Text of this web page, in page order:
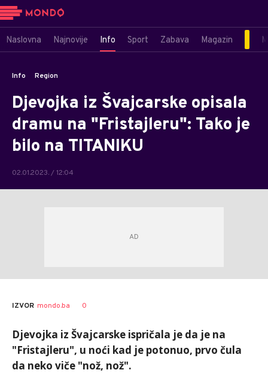
Naslovna Najnovije Info Sport Zabava Magazin
Info Region
Djevojka iz Švajcarske opisala
dramu na "Fristajleru": Tako je
bilo na TITANIKU
02.01.2023. / 12:04
IZVOR mondo.ba 0
Djevojka iz Švajcarske ispričala je da je na
"Fristajleru", u noći kad je potonuo, prvo čula
da neko viče "nož, nož".